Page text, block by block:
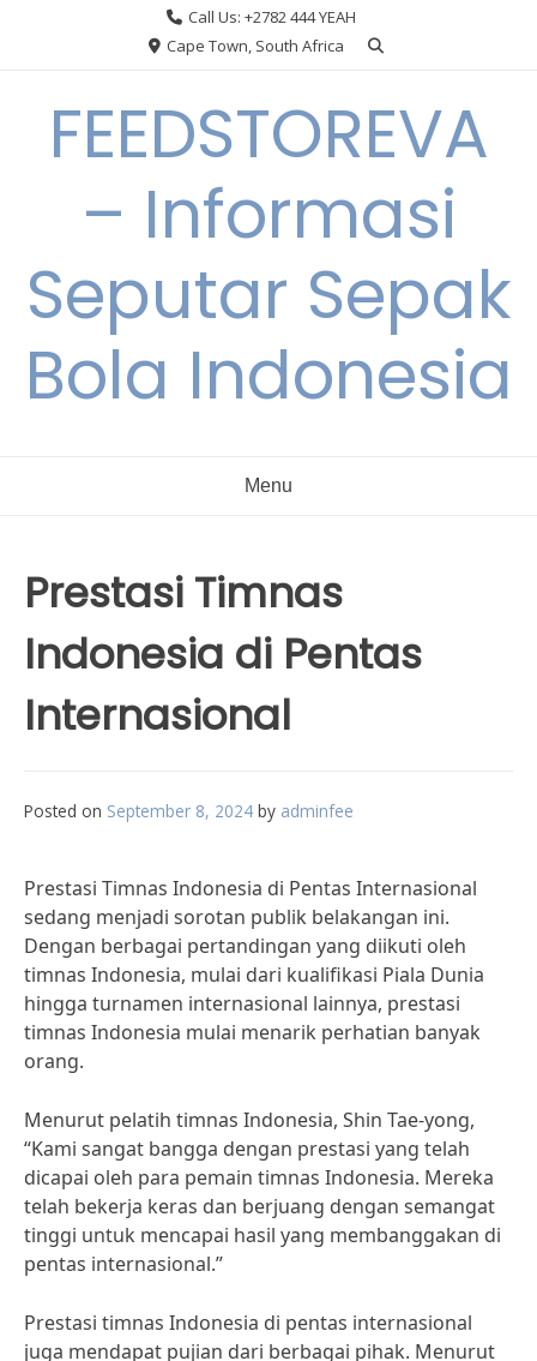
Call Us: +2782 444 YEAH
Cape Town, South Africa
FEEDSTOREVA
– Informasi
Seputar Sepak
Bola Indonesia
Menu
Prestasi Timnas
Indonesia di Pentas
Internasional
Posted on September 8, 2024 by adminfee
Prestasi Timnas Indonesia di Pentas Internasional
sedang menjadi sorotan publik belakangan ini.
Dengan berbagai pertandingan yang diikuti oleh
timnas Indonesia, mulai dari kualifikasi Piala Dunia
hingga turnamen internasional lainnya, prestasi
timnas Indonesia mulai menarik perhatian banyak
orang.
Menurut pelatih timnas Indonesia, Shin Tae-yong,
“Kami sangat bangga dengan prestasi yang telah
dicapai oleh para pemain timnas Indonesia. Mereka
telah bekerja keras dan berjuang dengan semangat
tinggi untuk mencapai hasil yang membanggakan di
pentas internasional.”
Prestasi timnas Indonesia di pentas internasional
juga mendapat pujian dari berbagai pihak. Menurut